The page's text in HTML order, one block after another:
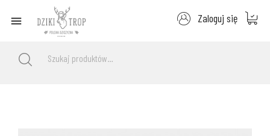
 Zaloguj się